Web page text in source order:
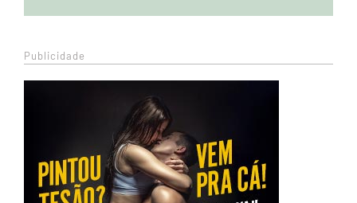
Publicidade